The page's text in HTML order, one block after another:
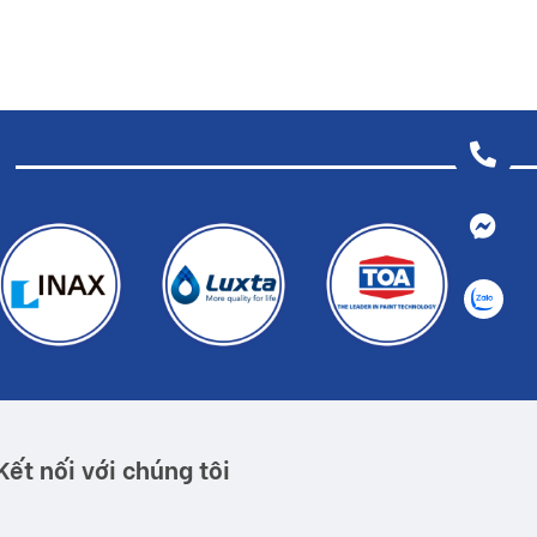
nối với chúng tôi